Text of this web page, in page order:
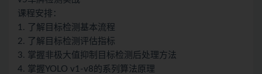
课程安排：
1. 了解目标检测基本流程
2. 了解目标检测评估指标
3. 掌握非极大值抑制目标检测后处理方法
4. 掌握YOLO v1-v8的系列算法原理